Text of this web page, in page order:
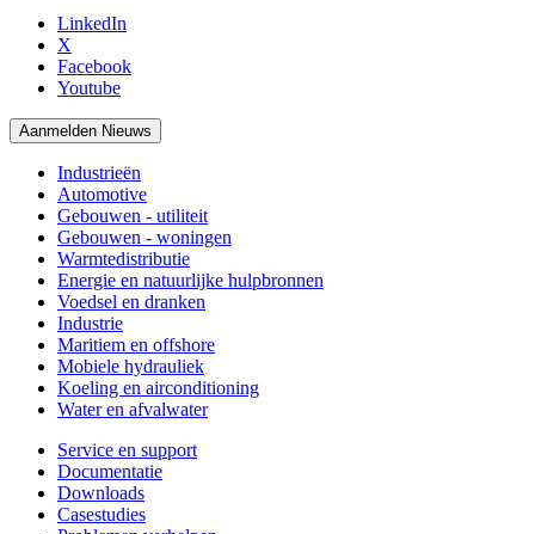
LinkedIn
X
Facebook
Youtube
Aanmelden Nieuws
Industrieën
Automotive
Gebouwen - utiliteit
Gebouwen - woningen
Warmtedistributie
Energie en natuurlijke hulpbronnen
Voedsel en dranken
Industrie
Maritiem en offshore
Mobiele hydrauliek
Koeling en airconditioning
Water en afvalwater
Service en support
Documentatie
Downloads
Casestudies